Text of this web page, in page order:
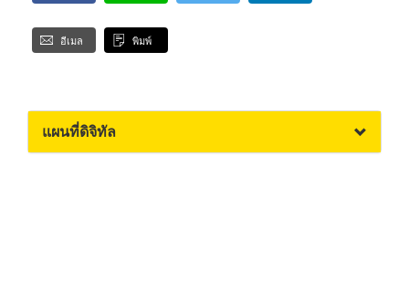
อีเมล พิมพ์
แผนที่ดิจิทัล